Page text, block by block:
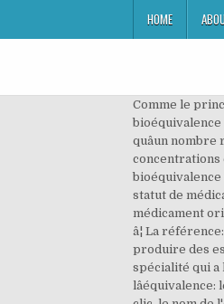
HOME
Comme le principe actif contenu dans le médicament générique sâest déjà révélé sûr et efficace dans les essais menés sur le médicament de marque, les études de bioéquivalence ne visent quâà montrer que la version générique génère pratiquement les mêmes taux de médicament dans le sang et ces études ne requièrent quâun nombre relativement limité (24 à 36) de volontaires sains. Pour les médicaments à marge thérapeutique étroite (concentrations toxiques proches des concentrations efficaces), de faibles variations de dose ou de concentration peuvent être à l’origine de différences importantes d’efficacité ou de tolérance. Sa bioéquivalence avec le médicament de référence est démontrée par des études de biodisponibilité, nécessaires pour obtenir son autorisation sur le marché et son statut de médicament générique. Il faut donc obtenir des garanties strictes quant à leur bioéquivalence lorsquâon compare un